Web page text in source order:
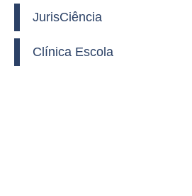
JurisCiência
Clínica Escola